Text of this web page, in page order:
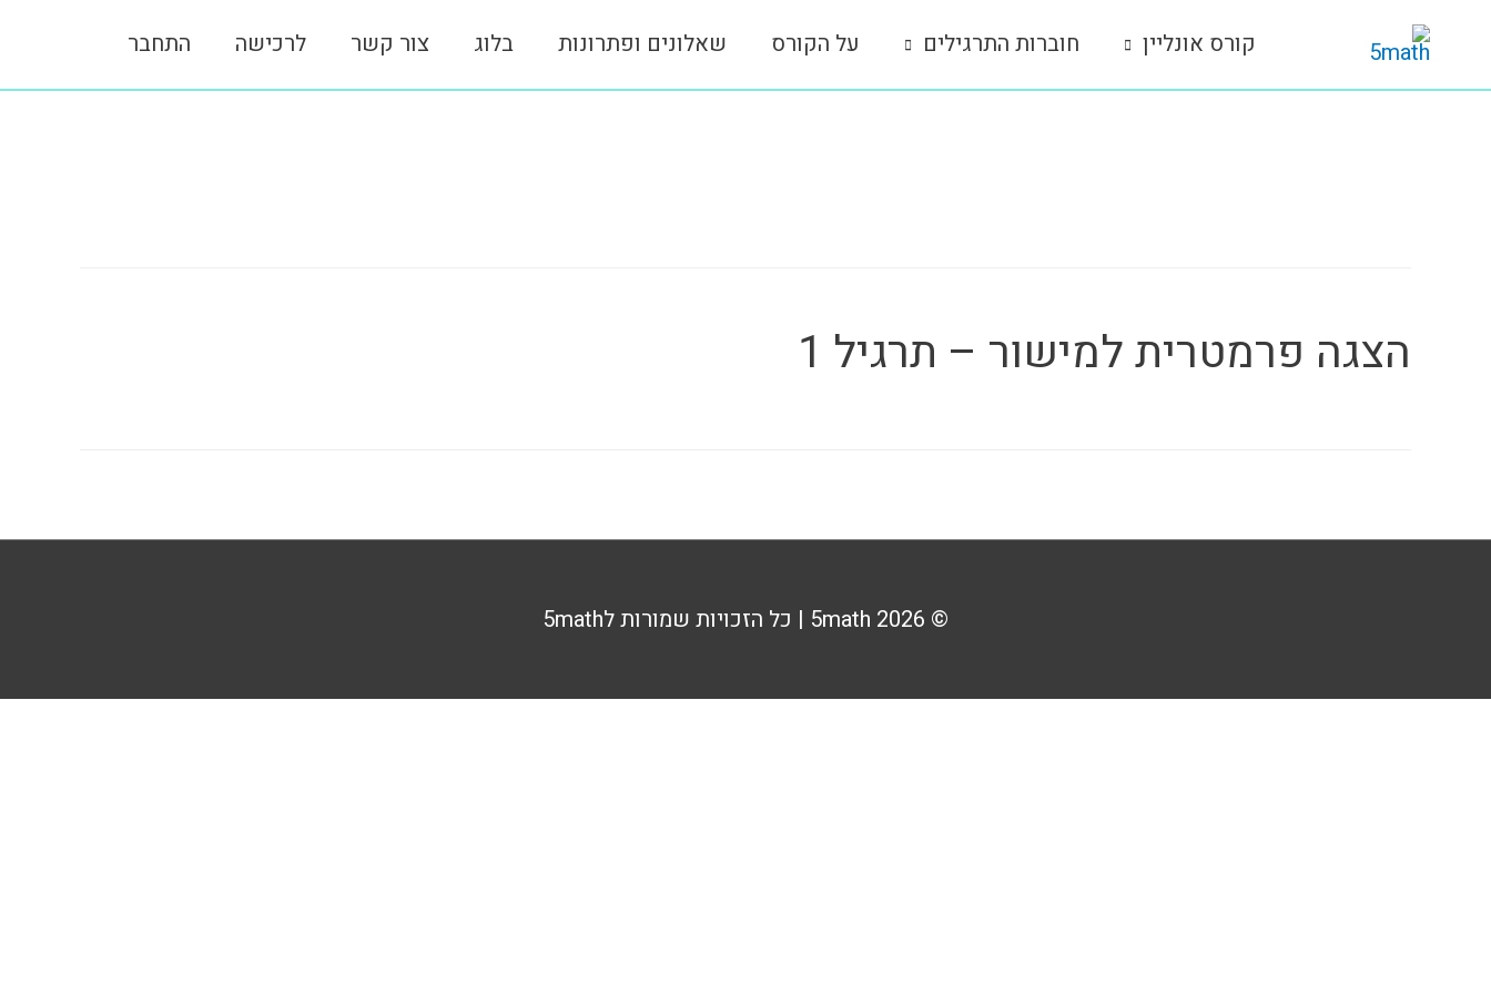
קורס אונליין חוברות התרגילים על הקורס שאלונים ופתרונות בלוג צור קשר לרכישה התחבר
הצגה פרמטרית למישור – תרגיל 1‎
© 2026
5math | כל הזכויות שמורות ל5math